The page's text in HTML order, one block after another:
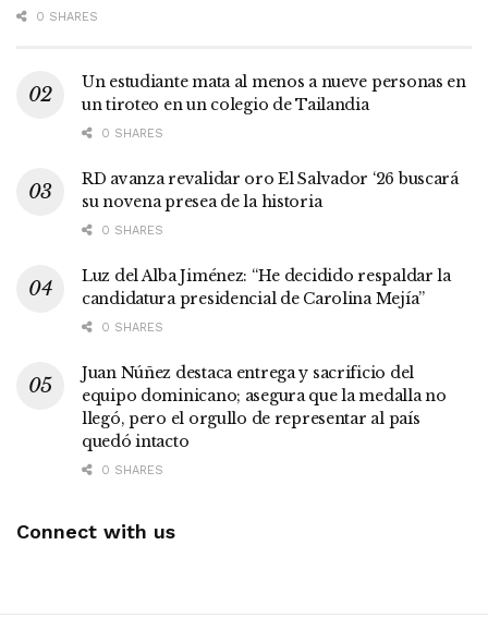
0 SHARES
Un estudiante mata al menos a nueve personas en
un tiroteo en un colegio de Tailandia
0 SHARES
RD avanza revalidar oro El Salvador ‘26 buscará
su novena presea de la historia
0 SHARES
Luz del Alba Jiménez: “He decidido respaldar la
candidatura presidencial de Carolina Mejía”
0 SHARES
Juan Núñez destaca entrega y sacrificio del
equipo dominicano; asegura que la medalla no
llegó, pero el orgullo de representar al país
quedó intacto
0 SHARES
Connect with us